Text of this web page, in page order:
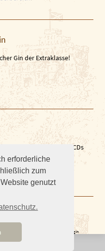
erforderliche
zum
genutzt
Gin der Extraklasse!
Müller haben 2 neue CDs
brazilguitar.de
lum reek! Login